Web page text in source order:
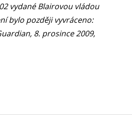
vydané Blairovou vládou
bylo později vyvráceno:
8. prosince 2009,